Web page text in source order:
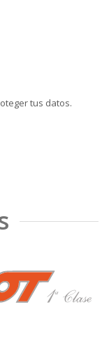
tus datos.
❯